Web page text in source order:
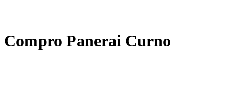
Compro Panerai Curno